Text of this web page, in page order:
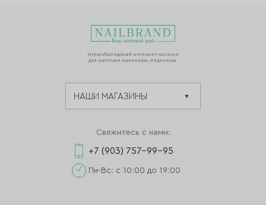
Мультибрендовый интернет-магазин
для мастеров маникюра, педикюра.
Свяжитесь с нами:
+7 (903) 757-99-95
Пн-Вс: с 10:00 до 19:00